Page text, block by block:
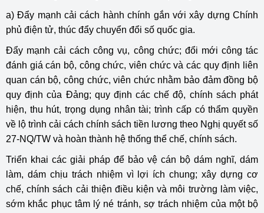
a) Đẩy mạnh cải cách hành chính gắn với xây dựng Chính
phủ điện tử, thúc đẩy chuyển đổi số quốc gia.
Đẩy mạnh cải cách công vụ, công chức; đổi mới công tác
đánh giá cán bộ, công chức, viên chức và các quy định liên
quan cán bộ, công chức, viên chức nhằm bảo đảm đồng bộ
quy định của Đảng; quy định các chế độ, chính sách phát
hiện, thu hút, trọng dụng nhân tài; trình cấp có thẩm quyền
về lộ trình cải cách chính sách tiền lương theo Nghị quyết số
27-NQ/TW và hoàn thành hệ thống thể chế, chính sách.
Triển khai các giải pháp để bảo vệ cán bộ dám nghĩ, dám
làm, dám chịu trách nhiệm vì lợi ích chung; xây dựng cơ
chế, chính sách cải thiện điều kiện và môi trường làm việc,
sớm khắc phục tâm lý né tránh, sợ trách nhiệm của một bộ